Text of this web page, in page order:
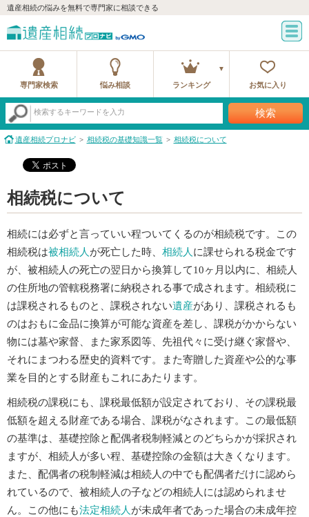
遺産相続の悩みを無料で専門家に相談できる
専門家検索 悩み相談 ランキング お気に入り
検索するキーワードを入力 検索
遺産相続プロナビ 相続税の基礎知識一覧 相続税について
相続税について
相続には必ずと言っていい程ついてくるのが相続税です。この
相続税は被相続人が死亡した時、 相続人に課せられる税金です
が、被相続人の死亡の翌日から換算して10ヶ月以内に、相続人
の住所地の管轄税務署に納税される事で成されます。相続税に
は課税されるものと、課税されない遺産があり、課税されるも
のはおもに金品に換算が可能な資産を差し、課税がかからない
物には墓や家督、また家系図等、先祖代々に受け継ぐ家督や、
それにまつわる歴史的資料です。また寄贈した資産や公的な事
業を目的とする財産もこれにあたります。
相続税の課税にも、課税最低額が設定されており、その課税最
低額を超える財産である場合、課税がなされます。この最低額
の基準は、基礎控除と配偶者税制軽減とのどちらかが採択され
ますが、相続人が多い程、基礎控除の金額は大きくなります。
また、配偶者の税制軽減は相続人の中でも配偶者だけに認めら
れているので、被相続人の子などの相続人には認められませ
ん。この他にも法定相続人が未成年者であった場合の未成年控